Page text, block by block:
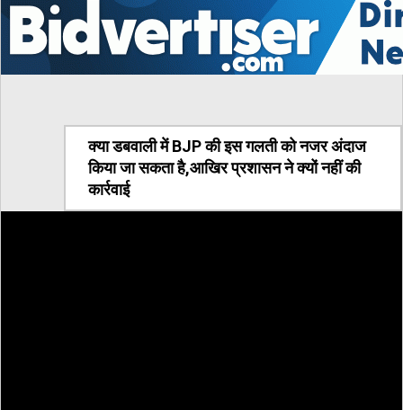
क्या डबवाली में BJP की इस गलती को नजर अंदाज
किया जा सकता है,आखिर प्रशासन ने क्यों नहीं की
कार्रवाई